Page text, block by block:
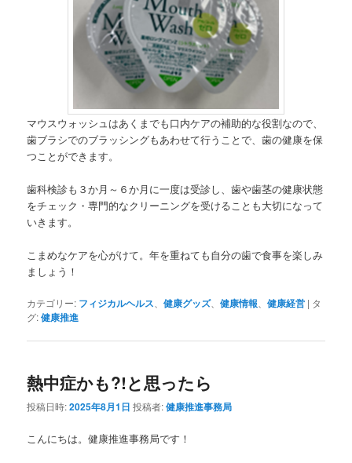
マウスウォッシュはあくまでも口内ケアの補助的な役割なので、
歯ブラシでのブラッシングもあわせて行うことで、歯の健康を保
つことができます。
歯科検診も３か月～６か月に一度は受診し、歯や歯茎の健康状態
をチェック・専門的なクリーニングを受けることも大切になって
いきます。
こまめなケアを心がけて。年を重ねても自分の歯で食事を楽しみ
ましょう！
カテゴリー: フィジカルヘルス 、健康グッズ、健康情報 、健康経営 | タ
グ:健康推進
熱中症かも?!と思ったら
投稿日時:2025年8月1日 投稿者:健康推進事務局
こんにちは。健康推進事務局です！